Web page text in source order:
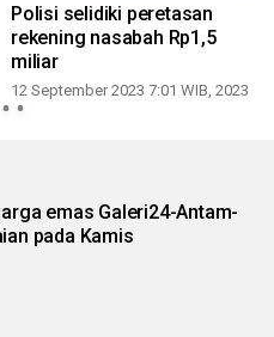
Polisi selidiki peretasan
rekening nasabah Rp1,5
miliar
12 September 2023 7:01 WIB, 2023
emas Galeri24-Antam-
pada Kamis